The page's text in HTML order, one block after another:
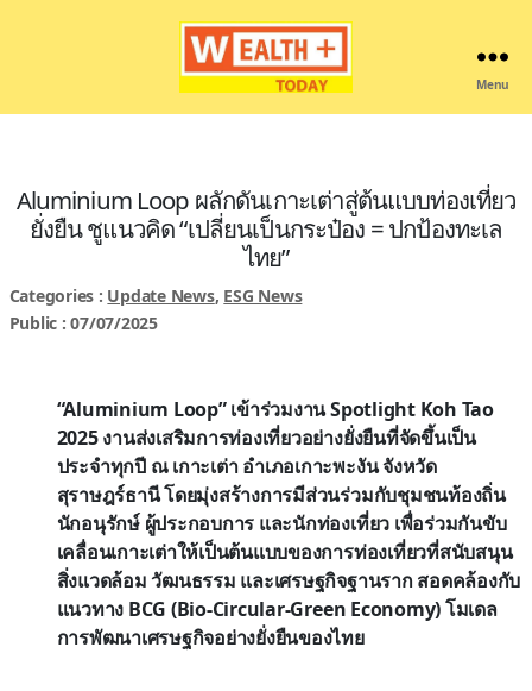
Menu
Aluminium Loop ผลักดันเกาะเต่าสู่ต้นแบบท่องเที่ยว
ยั่งยืน ชูแนวคิด “เปลี่ยนเป็นกระป๋อง = ปกป้องทะเล
ไทย”
Categories : Update News, ESG News
Public : 07/07/2025
“Aluminium Loop” เข้าร่วมงาน Spotlight Koh Tao
2025 งานส่งเสริมการท่องเที่ยวอย่างยั่งยืนที่จัดขึ้นเป็น
ประจำทุกปี ณ เกาะเต่า อำเภอเกาะพะงัน จังหวัด
สุราษฎร์ธานี โดยมุ่งสร้างการมีส่วนร่วมกับชุมชนท้องถิ่น
นักอนุรักษ์ ผู้ประกอบการ และนักท่องเที่ยว เพื่อร่วมกันขับ
เคลื่อนเกาะเต่าให้เป็นต้นแบบของการท่องเที่ยวที่สนับสนุน
สิ่งแวดล้อม วัฒนธรรม และเศรษฐกิจฐานราก สอดคล้องกับ
แนวทาง BCG (Bio-Circular-Green Economy) โมเดล
การพัฒนาเศรษฐกิจอย่างยั่งยืนของไทย